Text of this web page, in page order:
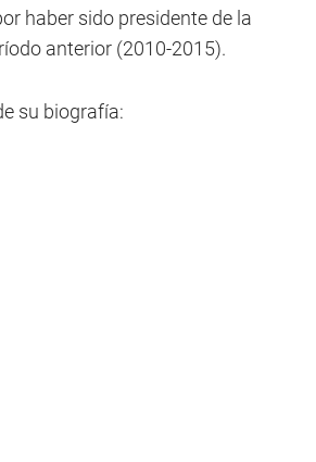
haber sido presidente de la
anterior (2010-2015).
su biografía: